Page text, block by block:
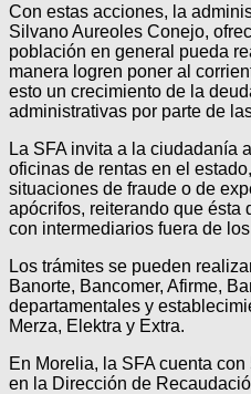
Con estas acciones, la
Silvano Aureoles Conejo,
población en general pueda
manera logren poner al
esto un crecimiento de la
administrativas por parte de
La SFA invita a la ciudadanía
oficinas de rentas en el
situaciones de fraude o de
apócrifos, reiterando que ésta
con intermediarios fuera de
Los trámites se pueden
Banorte, Bancomer, Afirme,
departamentales y
Merza, Elektra y Extra.
En Morelia, la SFA cuenta
en la Dirección de